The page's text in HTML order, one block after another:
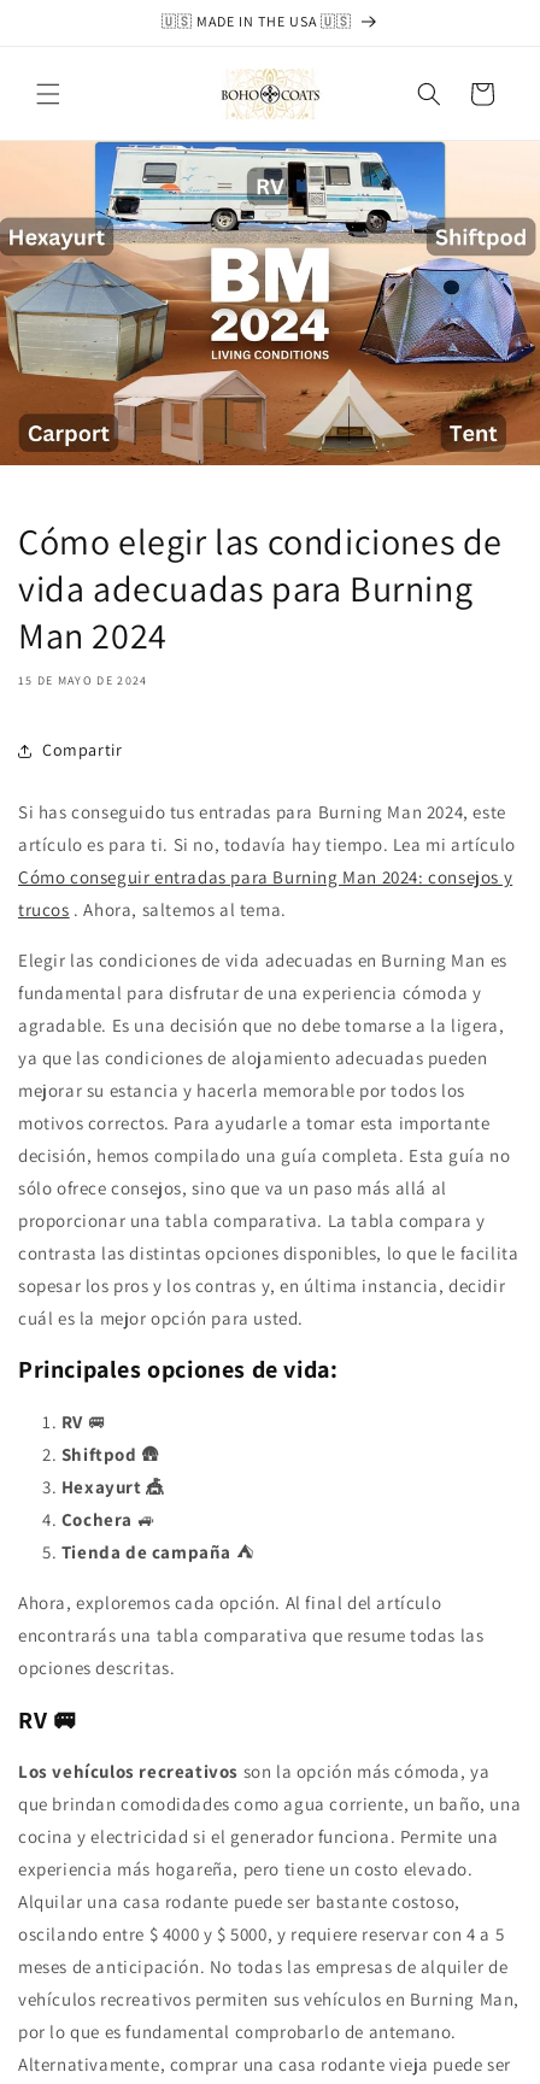
🇺🇸 MADE IN THE USA 🇺🇸
Carrito
Cómo elegir las condiciones de
vida adecuadas para Burning
Man 2024
15 DE MAYO DE 2024
Compartir
Si has conseguido tus entradas para Burning Man 2024, este
artículo es para ti. Si no, todavía hay tiempo. Lea mi artículo
Cómo conseguir entradas para Burning Man 2024: consejos y
trucos . Ahora, saltemos al tema.
Elegir las condiciones de vida adecuadas en Burning Man es
fundamental para disfrutar de una experiencia cómoda y
agradable. Es una decisión que no debe tomarse a la ligera,
ya que las condiciones de alojamiento adecuadas pueden
mejorar su estancia y hacerla memorable por todos los
motivos correctos. Para ayudarle a tomar esta importante
decisión, hemos compilado una guía completa. Esta guía no
sólo ofrece consejos, sino que va un paso más allá al
proporcionar una tabla comparativa. La tabla compara y
contrasta las distintas opciones disponibles, lo que le facilita
sopesar los pros y los contras y, en última instancia, decidir
cuál es la mejor opción para usted.
Principales opciones de vida:
RV 🚐
Shiftpod 🛖
Hexayurt 🎪
Cochera 🚙
Tienda de campaña ⛺️
Ahora, exploremos cada opción. Al final del artículo
encontrarás una tabla comparativa que resume todas las
opciones descritas.
RV 🚐
Los vehículos recreativos son la opción más cómoda, ya
que brindan comodidades como agua corriente, un baño, una
cocina y electricidad si el generador funciona. Permite una
experiencia más hogareña, pero tiene un costo elevado.
Alquilar una casa rodante puede ser bastante costoso,
oscilando entre $ 4000 y $ 5000, y requiere reservar con 4 a 5
meses de anticipación. No todas las empresas de alquiler de
vehículos recreativos permiten sus vehículos en Burning Man,
por lo que es fundamental comprobarlo de antemano.
Alternativamente, comprar una casa rodante vieja puede ser